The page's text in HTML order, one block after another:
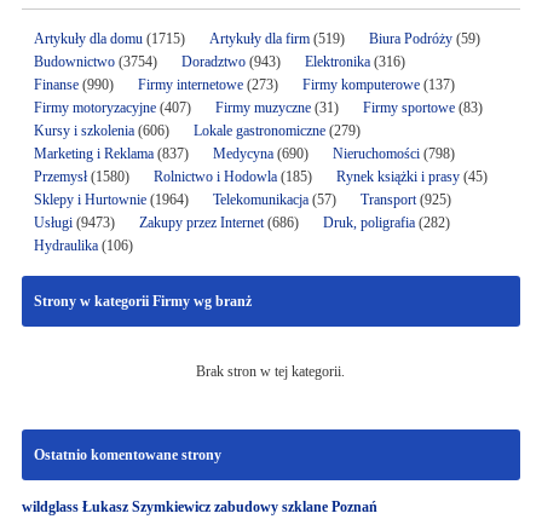
Artykuły dla domu(1715) Artykuły dla firm(519) Biura Podróży(59)
Budownictwo(3754) Doradztwo(943) Elektronika (316)
Finanse(990) Firmy internetowe (273) Firmy komputerowe(137)
Firmy motoryzacyjne(407) Firmy muzyczne(31) Firmy sportowe(83)
Kursy i szkolenia(606) Lokale gastronomiczne(279)
Marketing i Reklama(837) Medycyna(690) Nieruchomości(798)
Przemysł(1580) Rolnictwo i Hodowla(185) Rynek książki i prasy(45)
Sklepy i Hurtownie(1964) Telekomunikacja(57) Transport(925)
Usługi(9473) Zakupy przez Internet(686) Druk, poligrafia(282)
Hydraulika(106)
Strony w kategorii Firmy wg branż
Brak stron w tej kategorii.
Ostatnio komentowane strony
wildglass Łukasz Szymkiewicz zabudowy szklane Poznań